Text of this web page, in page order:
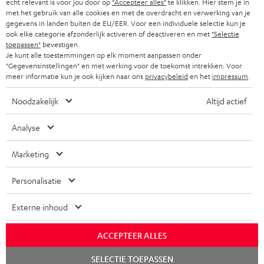
e
f
KOPTELEFOONS
BLUETOOTH KOPTELEFOONS
COMPLETE SETS
SPEAKERS
IN-EAR
FANSHOP
NIEUWKOMERS
BLOG
NEWSLETTER
STORES
TEUFEL VOORDELEN
TEUFEL STORY
MANAGEMENT
DUURZAAMHEID
NORMEN EN WAARDES
KADOBON
NEDERLAND
BELGIË
FRANKRIJK
POLEN
SPANJE
USA
'Kennelijke' (typ)fouten voorbehouden. De op de foto's afgebeelde
accessoires zijn niet bij de levering inbegrepen. Eventuele
verwijderingskosten voor batterijen zijn bij de prijs inbegrepen.
©2026 Lautsprecher Teufel GmbH - All rights reserved.
Algemene voorwaarden
Privacybeleid
Instellingen privacybeleid
EU Data Act hier de overeenkomst herroepen
met het gebruik van alle cookies en met de overdracht en verwerking van je
gegevens in landen buiten de EU/EER. Voor een individuele selectie kun je
ook elke categorie afzonderlijk activeren of deactiveren en met "Selectie
toepassen" bevestigen.
Je kunt alle toestemmingen op elk moment aanpassen onder
"Gegevensinstellingen" en met werking voor de toekomst intrekken. Voor
meer informatie kun je ook kijken naar ons privacybeleiden het impressum
Noodzakelijk Altijd actief
Analyse
Marketing
Personalisatie
Externe inhoud
ACCEPTEER ALLES
SELECTIE TOEPASSEN